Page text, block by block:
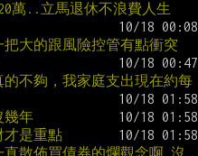
萬..立馬退休不浪費人生
大的跟風險控管有點衝突
不夠，我家庭支出現在約每
幾年
是重點
散佈買債券的爛觀念啊 沒